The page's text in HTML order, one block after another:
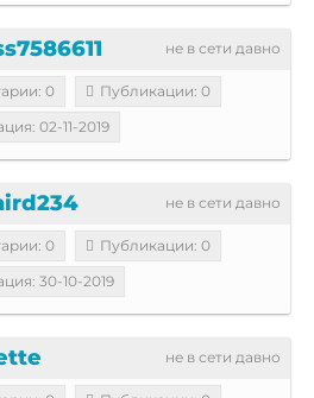
не в сети давно
0
Публикации: 0
02-11-2019
не в сети давно
0
Публикации: 0
30-10-2019
не в сети давно